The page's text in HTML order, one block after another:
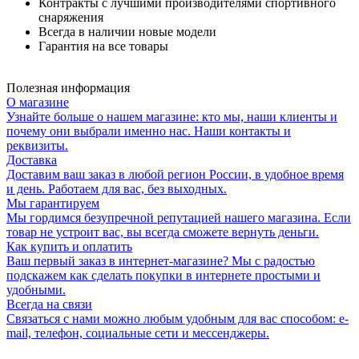
снаряжения
Всегда в наличии новые модели
Гарантия на все товары
Полезная информация
О магазине
Узнайте больше о нашем магазине: кто мы, наши клиенты и
почему они выбрали именно нас. Наши контакты и
реквизиты.
Доставка
Доставим ваш заказ в любой регион России, в удобное время
и день. Работаем для вас, без выходных.
Мы гарантируем
Мы гордимся безупречной репутацией нашего магазина. Если
товар не устроит вас, вы всегда сможете вернуть деньги.
Как купить и оплатить
Ваш первый заказ в интернет-магазине? Мы с радостью
подскажем как сделать покупки в интернете простыми и
удобными.
Всегда на связи
Связаться с нами можно любым удобным для вас способом: e-
mail, телефон, социальные сети и мессенджеры.